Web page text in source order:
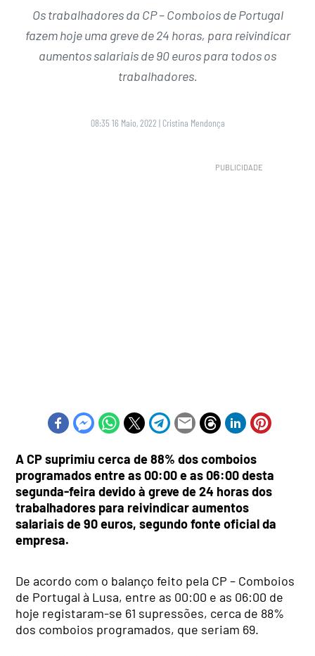
Os trabalhadores da CP – Comboios de Portugal
fazem hoje uma greve de 24 horas, para reivindicar
aumentos salariais de 90 euros para todos os
trabalhadores.
08:35 16 Maio, 2022 | Cristina Mendonça
A CP suprimiu cerca de 88% dos comboios
programados entre as 00:00 e as 06:00 desta
segunda-feira devido à greve de 24 horas dos
trabalhadores para reivindicar aumentos
salariais de 90 euros, segundo fonte oficial da
empresa.
De acordo com o balanço feito pela CP – Comboios
de Portugal à Lusa, entre as 00:00 e as 06:00 de
hoje registaram-se 61 supressões, cerca de 88%
dos comboios programados, que seriam 69.